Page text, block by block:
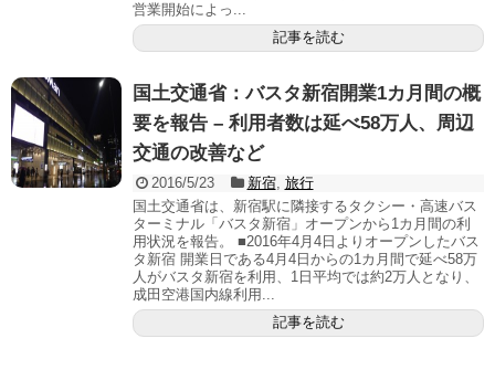
営業開始によっ...
記事を読む
国土交通省：バスタ新宿開業1カ月間の概
要を報告 – 利用者数は延べ58万人、周辺
交通の改善など
2016/5/23 新宿, 旅行
国土交通省は、新宿駅に隣接するタクシー・高速バス
ターミナル「バスタ新宿」オープンから1カ月間の利
用状況を報告。 ■2016年4月4日よりオープンしたバス
タ新宿 開業日である4月4日からの1カ月間で延べ58万
人がバスタ新宿を利用、1日平均では約2万人となり、
成田空港国内線利用...
記事を読む